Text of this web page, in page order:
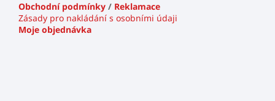
Obchodní podmínky / Reklamace
Zásady pro nakládání s osobními údaji
Moje objednávka